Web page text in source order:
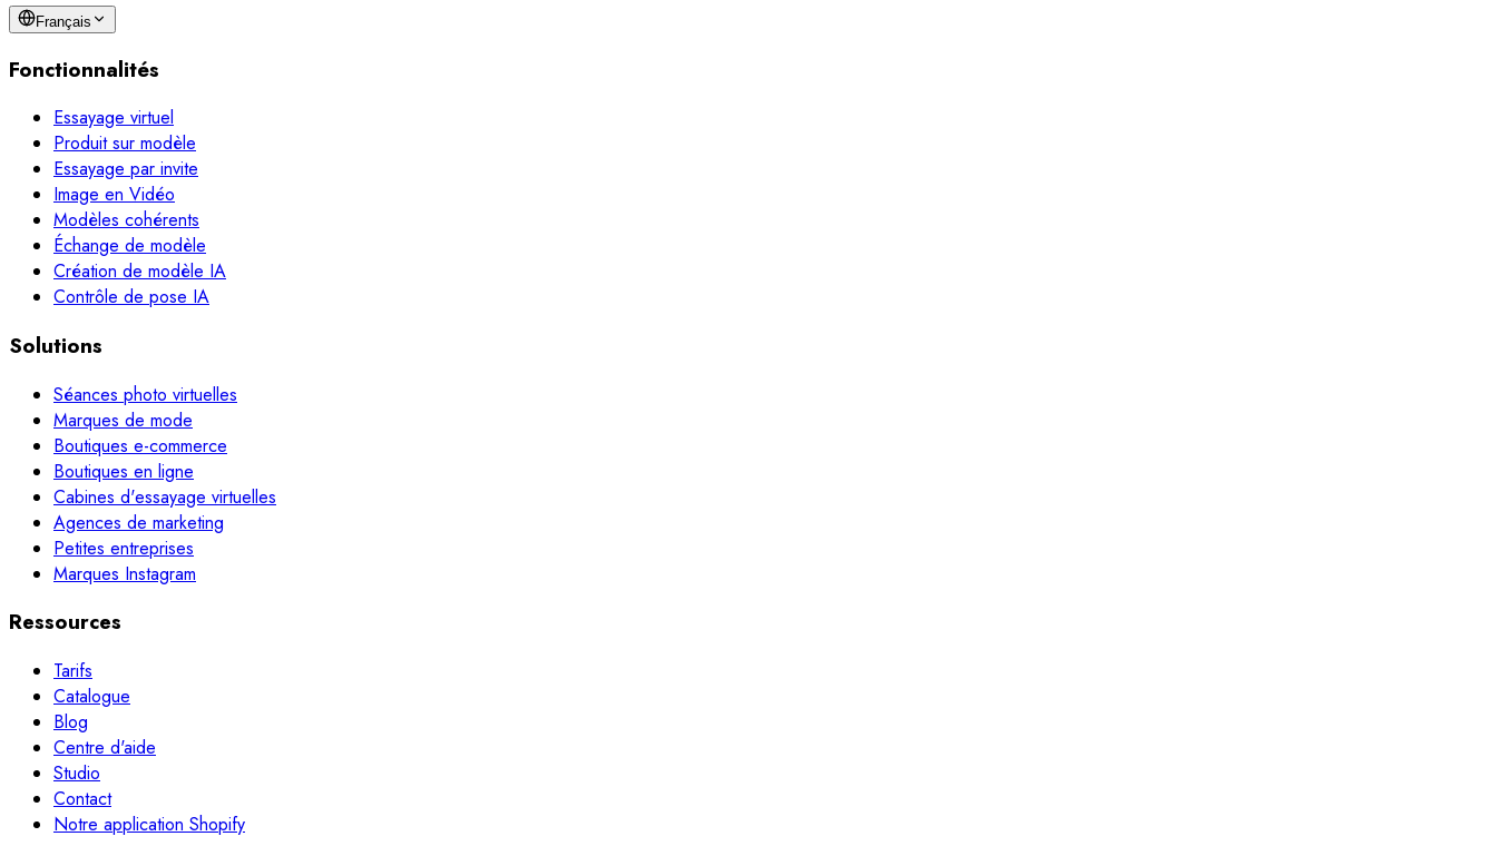
Français
Fonctionnalités
Essayage virtuel
Produit sur modèle
Essayage par invite
Image en Vidéo
Modèles cohérents
Échange de modèle
Création de modèle IA
Contrôle de pose IA
Solutions
Séances photo virtuelles
Marques de mode
Boutiques e-commerce
Boutiques en ligne
Cabines d'essayage virtuelles
Agences de marketing
Petites entreprises
Marques Instagram
Ressources
Tarifs
Catalogue
Blog
Centre d'aide
Studio
Contact
Notre application Shopify